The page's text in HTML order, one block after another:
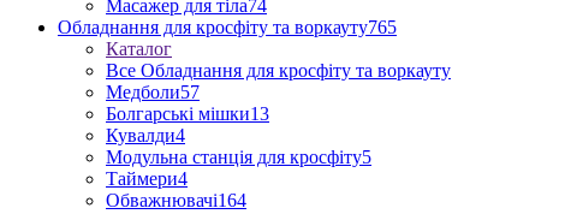
Масажер для тіла74
Обладнання для кросфіту та воркауту765
Каталог
Все Обладнання для кросфіту та воркауту
Медболи57
Болгарські мішки13
Кувалди4
Модульна станція для кросфіту5
Таймери4
Обважнювачі164